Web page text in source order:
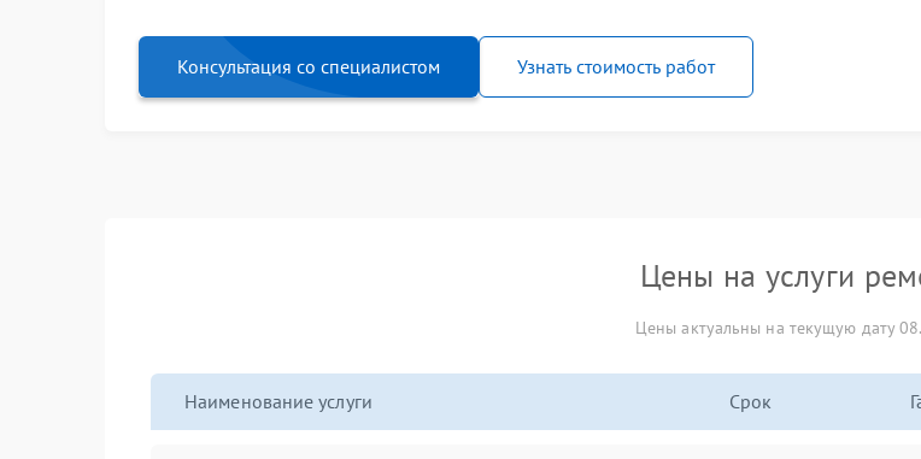
Консультация со специалистом Узнать стоимость работ
Цены на услуги
Цены актуальны на текущую дату
Наименование услуги Срок